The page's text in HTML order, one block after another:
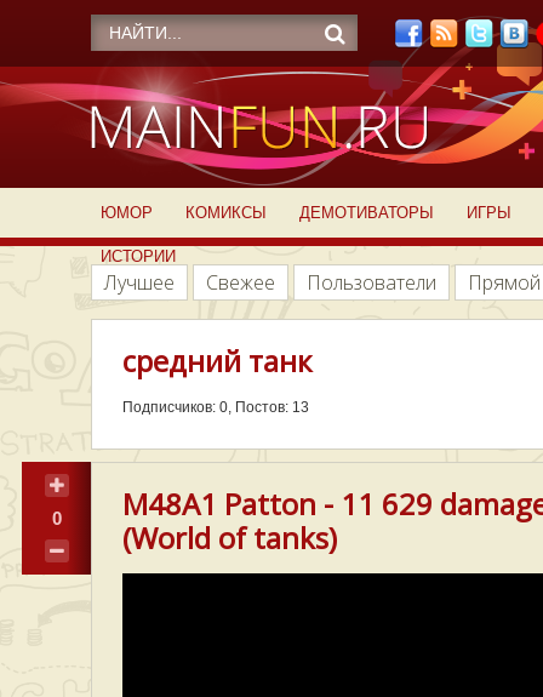
ЮМОР КОМИКСЫ ДЕМОТИВАТОРЫ ИГРЫ
ИСТОРИИ
Лучшее Свежее Пользователи
средний танк
Подписчиков: 0, Постов: 13
0
M48A1 Patton - 11 629
(World of tanks)